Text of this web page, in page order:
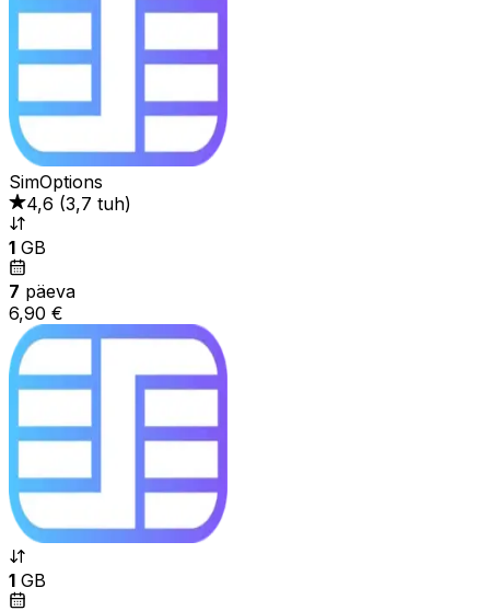
SimOptions
4,6 (3,7 tuh)
1 GB
7 päeva
6,90 €
1 GB